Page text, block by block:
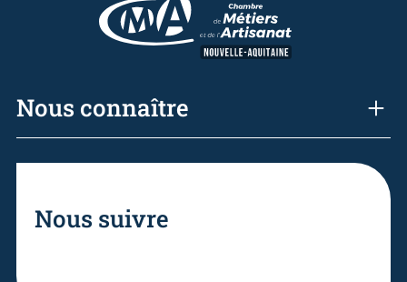
Nous connaître
Nous suivre